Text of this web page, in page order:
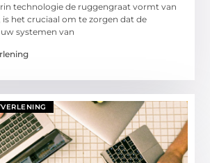
technologie de ruggengraat vormt van
is het cruciaal om te zorgen dat de
systemen van